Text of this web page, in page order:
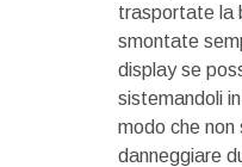
trasportate la
smontate
display se
sistemandoli
modo che non
danneggiare